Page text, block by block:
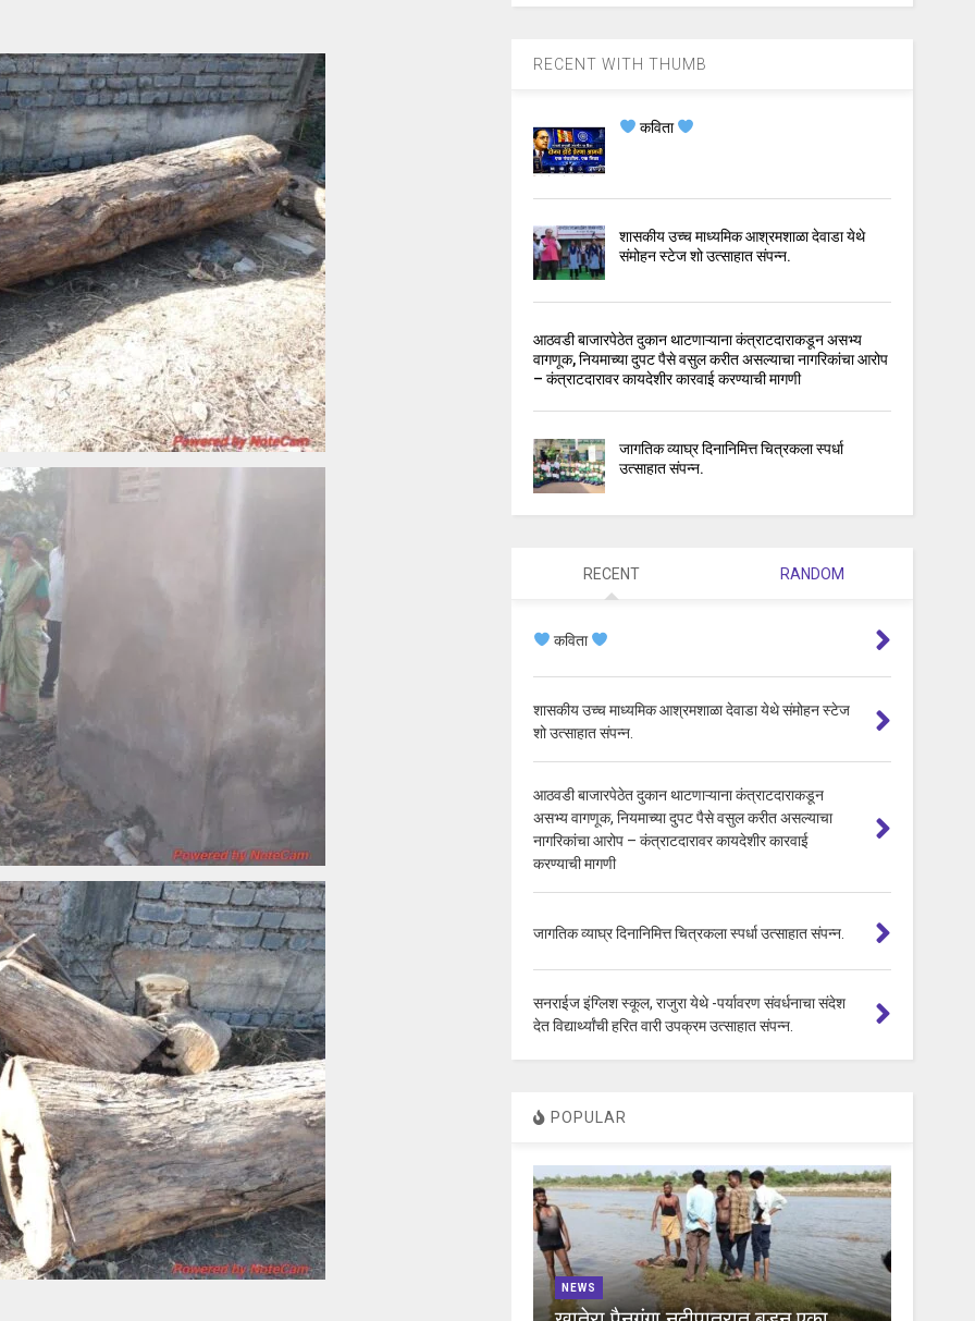
RECENT WITH THUMB
कविता
शासकीय उच्च माध्यमिक आश्रमशाळा देवाडा येथे
संमोहन स्टेज शो उत्साहात संपन्न.
आठवडी बाजारपेठेत दुकान थाटणाऱ्याना कंत्राटदाराकडून असभ्य
वागणूक, नियमाच्या दुपट पैसे वसुल करीत असल्याचा नागरिकांचा आरोप
– कंत्राटदारावर कायदेशीर कारवाई करण्याची मागणी
जागतिक व्याघ्र दिनानिमित्त चित्रकला स्पर्धा
उत्साहात संपन्न.
RECENT RANDOM
कविता
शासकीय उच्च माध्यमिक आश्रमशाळा देवाडा येथे संमोहन स्टेज
शो उत्साहात संपन्न.
आठवडी बाजारपेठेत दुकान थाटणाऱ्याना कंत्राटदाराकडून
असभ्य वागणूक, नियमाच्या दुपट पैसे वसुल करीत असल्याचा
नागरिकांचा आरोप – कंत्राटदारावर कायदेशीर कारवाई
करण्याची मागणी
जागतिक व्याघ्र दिनानिमित्त चित्रकला स्पर्धा उत्साहात संपन्न.
सनराईज इंग्लिश स्कूल, राजुरा येथे -पर्यावरण संवर्धनाचा संदेश
देत विद्यार्थ्यांची हरित वारी उपक्रम उत्साहात संपन्न.
POPULAR
NEWS